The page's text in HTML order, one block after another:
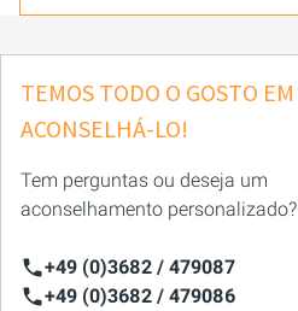
TEMOS TODO O GOSTO EM
ACONSELHÁ-LO!
Tem perguntas ou deseja um
aconselhamento personalizado?
+49 (0)3682 / 479087
+49 (0)3682 / 479086